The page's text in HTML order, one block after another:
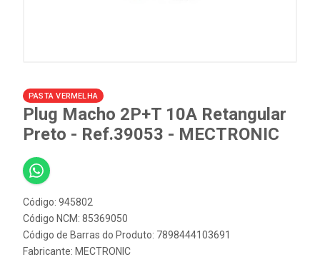
PASTA VERMELHA
Plug Macho 2P+T 10A Retangular
Preto - Ref.39053 - MECTRONIC
Código: 945802
Código NCM: 85369050
Código de Barras do Produto: 7898444103691
Fabricante: MECTRONIC